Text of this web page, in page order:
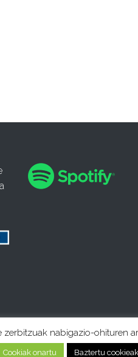
nabigazio-ohituren
Cookiak onartu Baztertu cookieak